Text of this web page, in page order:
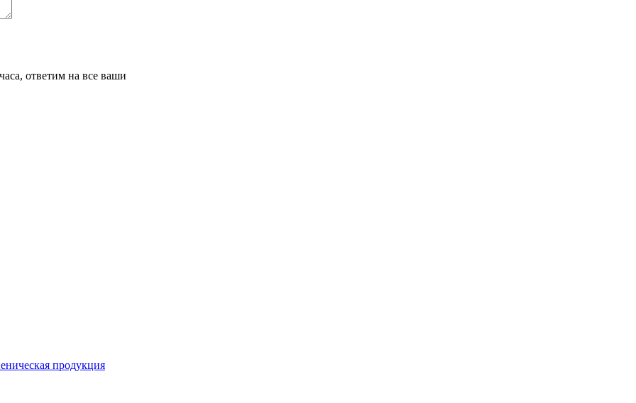
ответим на все ваши
продукция